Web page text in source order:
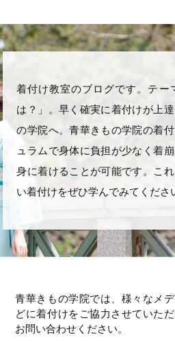
着付け教室のブログです。テー
は？」。早く確実に着付けが上
の学院へ。青華きもの学院の着
ュラムで身体に負担が少なく着
身に着けることが可能です。こ
い着付けをぜひ学んでみてくださ
青華きもの学院では、様々なメ
どに着付けをご協力させていた
お問い合わせください。